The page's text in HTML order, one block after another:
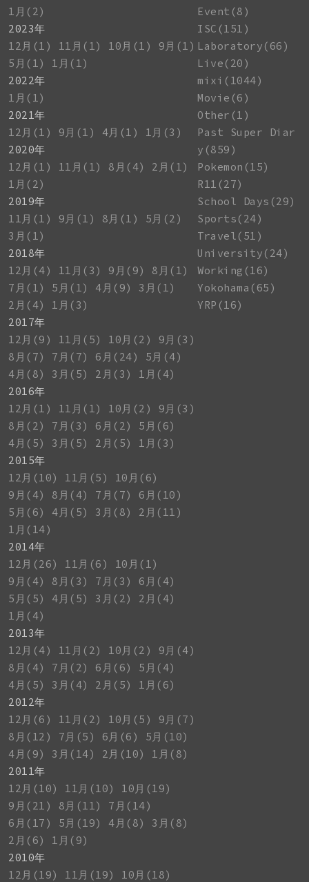
1月(2)
2023年
12月(1)
11月(1) 10月(1)
9月(1)
5月(1)
1月(1)
2022年
1月(1)
2021年
12月(1)
9月(1) 4月(1)
1月(3)
2020年
12月(1)
11月(1) 8月(4)
2月(1)
1月(2)
2019年
11月(1)
9月(1) 8月(1)
5月(2)
3月(1)
2018年
12月(4)
11月(3) 9月(9)
8月(1)
7月(1)
5月(1) 4月(9)
3月(1)
2月(4)
1月(3)
2017年
12月(9)
11月(5) 10月(2)
9月(3)
8月(7)
7月(7) 6月(24)
5月(4)
4月(8)
3月(5) 2月(3)
1月(4)
2016年
12月(1)
11月(1) 10月(2)
9月(3)
8月(2)
7月(3) 6月(2)
5月(6)
4月(5)
3月(5) 2月(5)
1月(3)
2015年
12月(10)
11月(5)
10月(6)
9月(4)
8月(4) 7月(7)
6月(10)
5月(6)
4月(5) 3月(8)
2月(11)
1月(14)
2014年
12月(26)
11月(6)
10月(1)
9月(4)
8月(3) 7月(3)
6月(4)
5月(5)
4月(5) 3月(2)
2月(4)
1月(4)
2013年
12月(4)
11月(2) 10月(2)
9月(4)
8月(4)
7月(2) 6月(6)
5月(4)
4月(5)
3月(4) 2月(5)
1月(6)
2012年
12月(6)
11月(2) 10月(5)
9月(7)
8月(12)
7月(5) 6月(6)
5月(10)
4月(9)
3月(14) 2月(10)
1月(8)
2011年
12月(10)
11月(10)
10月(19)
9月(21)
8月(11)
7月(14)
6月(17)
5月(19) 4月(8)
3月(8)
2月(6)
1月(9)
2010年
12月(19)
11月(19)
10月(18)
Event(8)
ISC(151)
Laboratory(66)
Live(20)
mixi(1044)
Movie(6)
Other(1)
Past Super Diar
y(859)
Pokemon(15)
R11(27)
School Days(29)
Sports(24)
Travel(51)
University(24)
Working(16)
Yokohama(65)
YRP(16)